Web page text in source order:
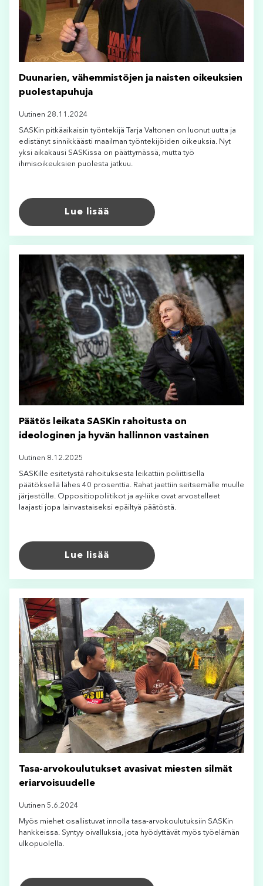
Duunarien, vähemmistöjen ja naisten oikeuksien
puolestapuhuja
Uutinen 28.11.2024
SASKin pitkäaikaisin työntekijä Tarja Valtonen on luonut uutta ja
edistänyt sinnikkäästi maailman työntekijöiden oikeuksia. Nyt
yksi aikakausi SASKissa on päättymässä, mutta työ
ihmisoikeuksien puolesta jatkuu.
Lue lisää
Päätös leikata SASKin rahoitusta on
ideologinen ja hyvän hallinnon vastainen
Uutinen 8.12.2025
SASKille esitetystä rahoituksesta leikattiin poliittisella
päätöksellä lähes 40 prosenttia. Rahat jaettiin seitsemälle muulle
järjestölle. Oppositiopoliitikot ja ay-liike ovat arvostelleet
laajasti jopa lainvastaiseksi epäiltyä päätöstä.
Lue lisää
Tasa-arvokoulutukset avasivat miesten silmät
eriarvoisuudelle
Uutinen 5.6.2024
Myös miehet osallistuvat innolla tasa-arvokoulutuksiin SASKin
hankkeissa. Syntyy oivalluksia, jota hyödyttävät myös työelämän
ulkopuolella.